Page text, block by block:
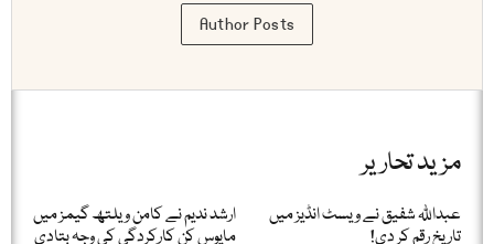
Author Posts
مزید تحاریر
عبداللّٰہ شفیق نے ویسٹ انڈیز میں
تاریخ رقم کر دی!
ارشد ندیم نے کامن ویلتھ گیمز میں
مایوس کن کارکردگی کی وجہ بتادی